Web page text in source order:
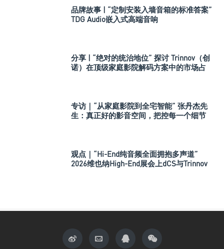
品牌故事 | “定制安装入墙音箱的标准答案”
TDG Audio嵌入式高端音响
分享 | “绝对的统治地位” 探讨 Trinnov（创
诺）在顶级家庭影院解码方案中的市场占
专访｜“从家庭影院到全宅智能” 张丹杰先
生：真正好的影音空间，把控每一个细节
观点｜“Hi-End纯音频全面拥抱多声道”
2026维也纳High-End展会上dCS与Trinnov